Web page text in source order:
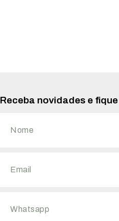
Receba novidades e